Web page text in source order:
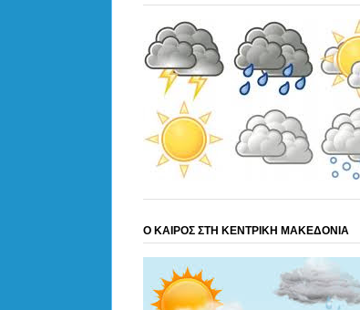
Ο ΚΑΙΡΟΣ ΣΤΗ ΚΕΝΤΡΙΚΗ ΜΑΚΕΔΟΝΙΑ